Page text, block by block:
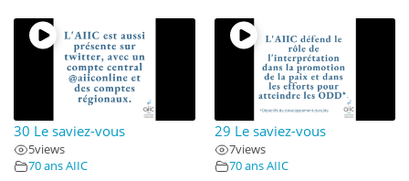
30 Le saviez-vous
5views
70 ans AIIC
29 Le saviez-vous
7views
70 ans AIIC